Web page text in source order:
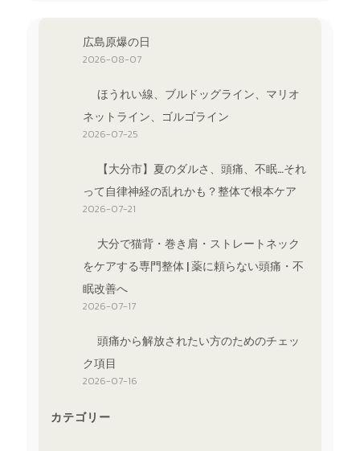
広島原爆の日
2026-08-07
ほうれい線、ブルドッグライン、マリオ
ネットライン、ゴルゴライン
2026-07-25
【大分市】夏のダルさ、頭痛、不眠…それ
って自律神経の乱れかも？整体で根本ケア
2026-07-21
大分で猫背・巻き肩・ストレートネック
をケアする専門整体 | 薬に頼らない頭痛・不
眠改善へ
2026-07-17
頭痛から解放されたい方のためのチェッ
ク項目
2026-07-16
カテゴリー